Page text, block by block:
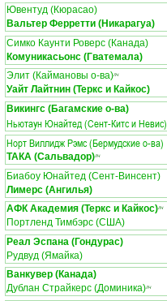
Ювентуд (Кюрасао)
Вальтер Ферретти (Никарагуа)
Симко Каунти Роверс (Канада)
Комуникасьонс (Гватемала)
Элит (Каймановы о-ва)ЛЧ
Уайт Лайтнин (Теркс и Кайкос)
Викингс (Багамские о-ва)
Ньютаун Юнайтед (Сент-Китс и Невис)
Норт Виллидж Рэмс (Бермудские о-ва)
ТАКА (Сальвадор)ЛЧ
Биабоу Юнайтед (Сент-Винсент)
Лимерс (Ангилья)
АФК Академия (Теркс и Кайкос)ЛЧ
Портленд Тимбэрс (США)
Реал Эспана (Гондурас)
Рудвуд (Ямайка)
Ванкувер (Канада)
Дублан Страйкерс (Доминика)ЛЧ